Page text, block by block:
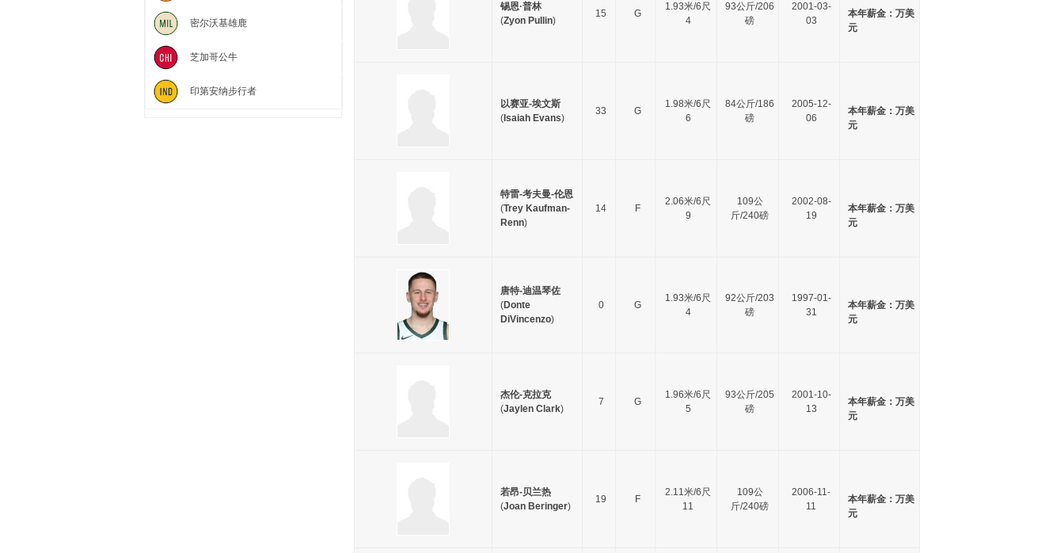
密尔沃基雄鹿
芝加哥公牛
印第安纳步行者
锡恩·普林
(Zyon Pullin)
15 G
1.93米/6尺
4
93公斤/206
磅
2001-03-
03
本年薪金：万美
元
以赛亚-埃文斯
( Isaiah Evans)
33 G
1.98米/6尺
6
84公斤/186
磅
2005-12-
06
本年薪金：万美
元
特雷-考夫曼-伦恩
(Trey Kaufman-
Renn)
14 F
2.06米/6尺
9
109公
斤/240磅
2002-08-
19
本年薪金：万美
元
唐特-迪温琴佐
(Donte
DiVincenzo)
0 G
1.93米/6尺
4
92公斤/203
磅
1997-01-
31
本年薪金：万美
元
杰伦-克拉克
(Jaylen Clark)
7 G
1.96米/6尺
5
93公斤/205
磅
2001-10-
13
本年薪金：万美
元
若昂-贝兰热
(Joan Beringer)
19 F
2.11米/6尺
11
109公
斤/240磅
2006-11-
11
本年薪金：万美
元